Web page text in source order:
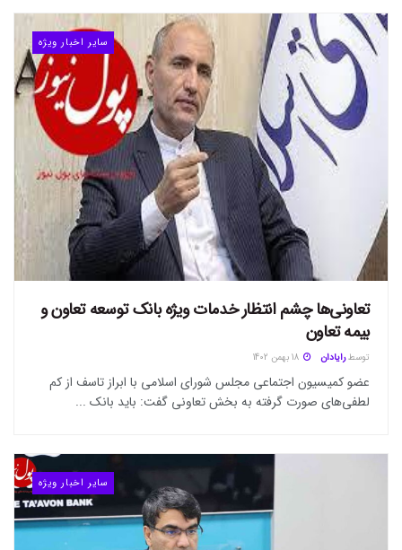
سایر اخبار ویژه
تعاونی‌ها چشم انتظار خدمات ویژه بانک توسعه تعاون و
بیمه تعاون
توسط رایادان
عضو کمیسیون اجتماعی مجلس شورای اسلامی با ابراز تاسف از کم
لطفی‌های صورت گرفته به بخش تعاونی گفت: باید بانک ...
سایر اخبار ویژه